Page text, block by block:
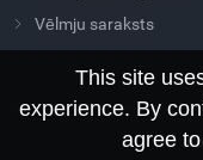
Vēlmju saraksts
This site
experience. By
agree